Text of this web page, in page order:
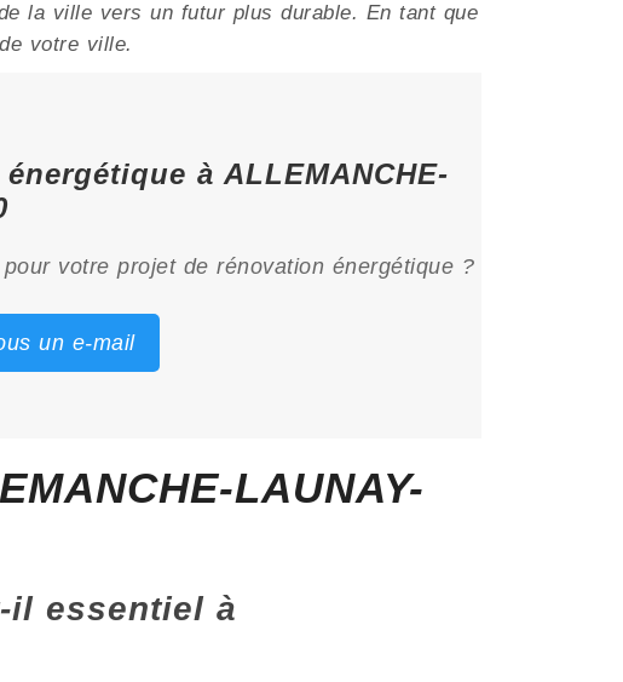
de la ville vers un futur plus durable. En tant que
votre ville.
à ALLEMANCHE-
votre projet de rénovation énergétique ?
un e-mail
LAUNAY-
il essentiel à